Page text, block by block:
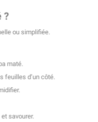
?
ou simplifiée.
maté.
feuilles d’un côté.
savourer.